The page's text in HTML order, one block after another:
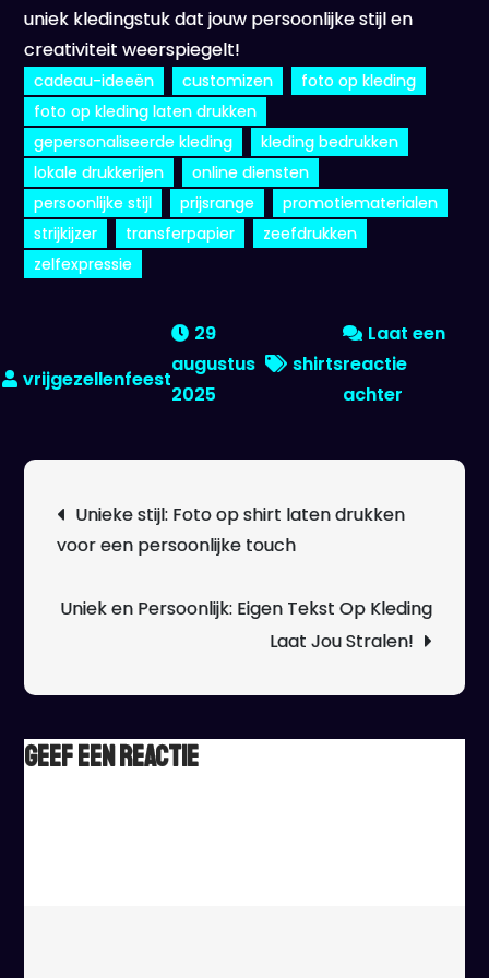
uniek kledingstuk dat jouw persoonlijke stijl en
creativiteit weerspiegelt!
cadeau-ideeën customizen
foto op kleding
foto op kleding laten drukken
gepersonaliseerde kleding
kleding bedrukken
lokale drukkerijen
online diensten
persoonlijke stijl
prijsrange
promotiematerialen
strijkijzer
transferpapier
zeefdrukken
zelfexpressie
29
augustus
2025
shirts
Laat een
reactie
achter
stijl:
op
drukken
voor
Unieke stijl: Foto op shirt laten drukken
voor een persoonlijke touch
Uniek en Persoonlijk: Eigen Tekst Op Kleding
Laat Jou Stralen!
Geef een reactie